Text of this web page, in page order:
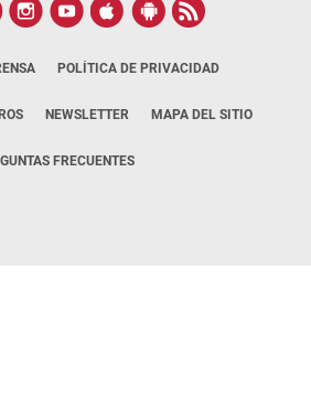
POLÍTICA DE PRIVACIDAD
NEWSLETTER MAPA DEL SITIO
FRECUENTES